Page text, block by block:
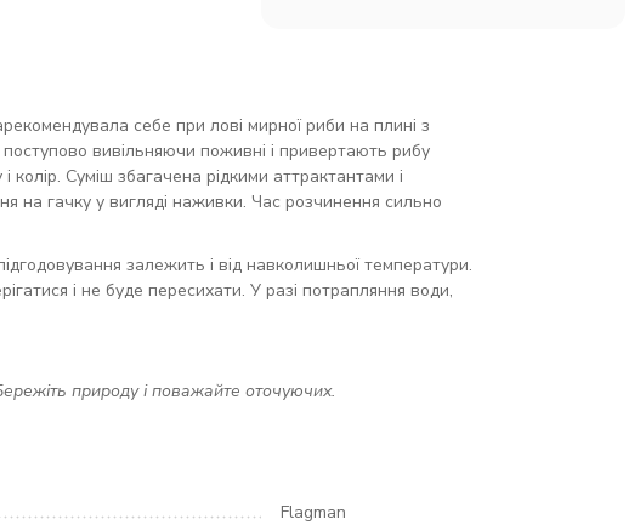
себе при лові мирної риби на плині з
вивільняючи поживні і привертають рибу
Суміш збагачена рідкими аттрактантами і
на гачку у вигляді наживки. Час розчинення сильно
залежить і від навколишньої температури.
і не буде пересихати. У разі потрапляння води,
природу і поважайте оточуючих.
Flagman